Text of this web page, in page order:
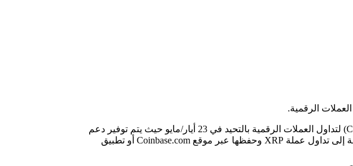
في تفاصيل إعادة منصة coinbasa عملة ريبل للتداول على منصتها أعادت منصة كوينبيس (Coinbase (NASDAQ:COIN)) لتداول العملات الرقمية بالتحيد في 23 أيار/مايو حيث يتم توفير دعم
عملة ريبل (Ripple-XRP) لعملائها المقيمين في ولاية نيويورك، ما سمح لهم بشراء وبيع العملة عبر المنصة مجدداً إضافة إلى تداول عملة XRP وحفظها عبر موقع Coinbase.com أو تطبيق